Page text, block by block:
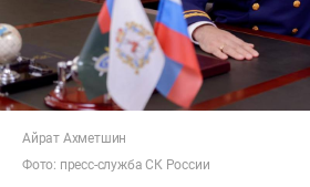
Айрат Ахметшин
Фото: пресс-служба СК России